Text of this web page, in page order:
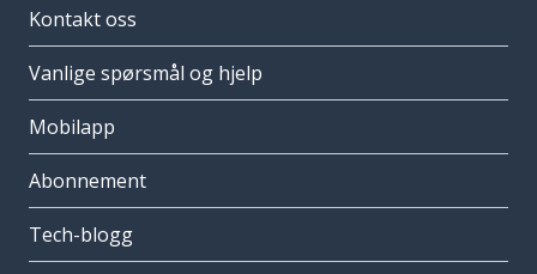
Kontakt oss
Vanlige spørsmål og hjelp
Mobilapp
Abonnement
Tech-blogg